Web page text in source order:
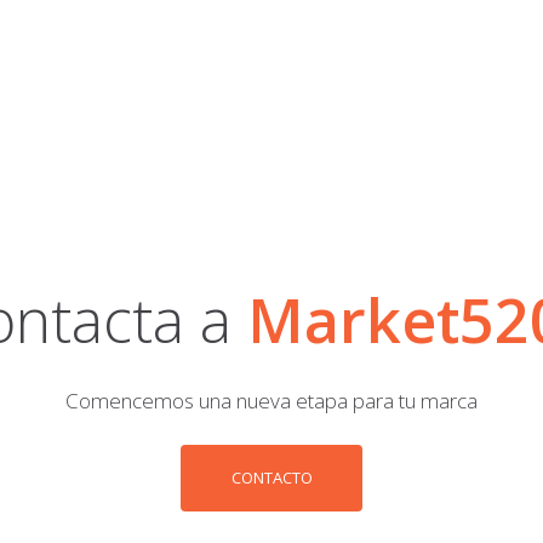
a
Comencemos una nueva etapa para tu marca
CONTACTO